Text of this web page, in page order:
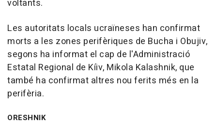
voltants.
Les autoritats locals ucraïneses han confirmat
morts a les zones perifèriques de Bucha i Obujiv,
segons ha informat el cap de l'Administració
Estatal Regional de Kíiv, Mikola Kalashnik, que
també ha confirmat altres nou ferits més en la
perifèria.
ORESHNIK